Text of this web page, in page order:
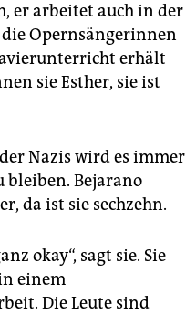
er arbeitet auch in der
die Opernsängerinnen
erhält
sie Esther, sie ist
Nazis wird es immer
bleiben. Bejarano
da ist sie sechzehn.
okay“, sagt sie. Sie
einem
Die Leute sind